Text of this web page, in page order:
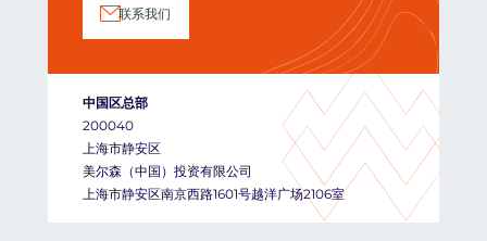
联系我们
中国区总部
200040
上海市静安区
美尔森（中国）投资有限公司
上海市静安区南京西路1601号越洋广场2106室